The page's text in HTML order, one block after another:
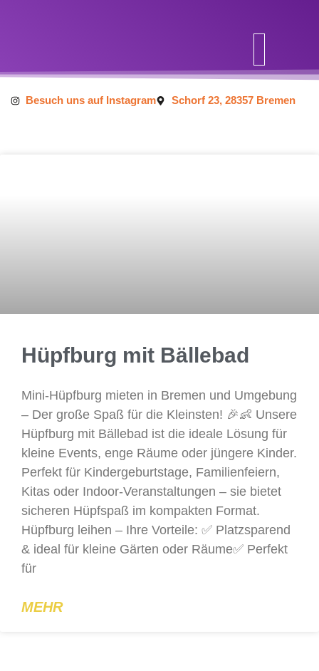
Besuch uns auf Instagram Schorf 23, 28357 Bremen
Hüpfburg mit Bällebad
Mini-Hüpfburg mieten in Bremen und Umgebung
– Der große Spaß für die Kleinsten! 🎉👶 Unsere
Hüpfburg mit Bällebad ist die ideale Lösung für
kleine Events, enge Räume oder jüngere Kinder.
Perfekt für Kindergeburtstage, Familienfeiern,
Kitas oder Indoor-Veranstaltungen – sie bietet
sicheren Hüpfspaß im kompakten Format.
Hüpfburg leihen – Ihre Vorteile: ✅ Platzsparend
& ideal für kleine Gärten oder Räume✅ Perfekt
für
MEHR